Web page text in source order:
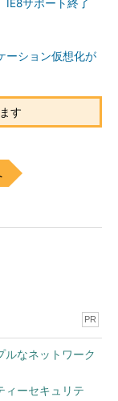
IE8サポート終了
ーション仮想化が
す
PR
ルなネットワーク
ィーセキュリテ